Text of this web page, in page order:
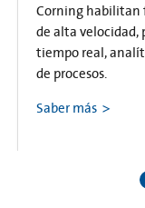
Corning habilitan
de alta velocidad,
tiempo real,
de procesos.
Saber más